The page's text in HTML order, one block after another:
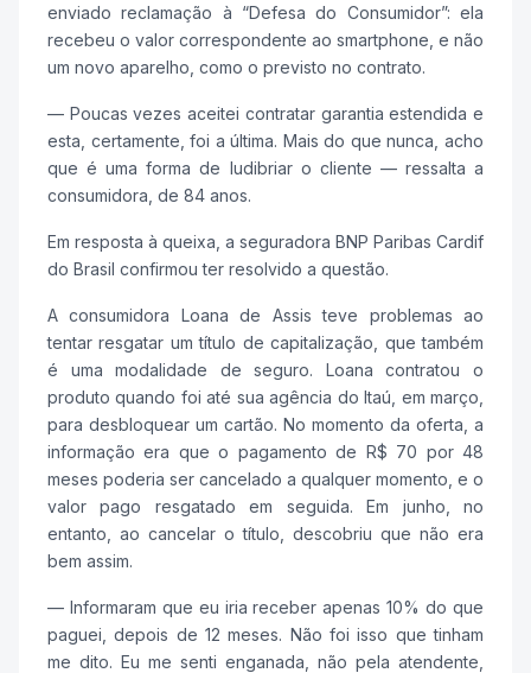
enviado reclamação à “Defesa do Consumidor”: ela
recebeu o valor correspondente ao smartphone, e não
um novo aparelho, como o previsto no contrato.
— Poucas vezes aceitei contratar garantia estendida e
esta, certamente, foi a última. Mais do que nunca, acho
que é uma forma de ludibriar o cliente — ressalta a
consumidora, de 84 anos.
Em resposta à queixa, a seguradora BNP Paribas Cardif
do Brasil confirmou ter resolvido a questão.
A consumidora Loana de Assis teve problemas ao
tentar resgatar um título de capitalização, que também
é uma modalidade de seguro. Loana contratou o
produto quando foi até sua agência do Itaú, em março,
para desbloquear um cartão. No momento da oferta, a
informação era que o pagamento de R$ 70 por 48
meses poderia ser cancelado a qualquer momento, e o
valor pago resgatado em seguida. Em junho, no
entanto, ao cancelar o título, descobriu que não era
bem assim.
— Informaram que eu iria receber apenas 10% do que
paguei, depois de 12 meses. Não foi isso que tinham
me dito. Eu me senti enganada, não pela atendente,